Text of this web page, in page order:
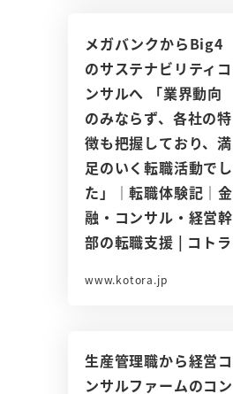
メガバンクからBig4
のサステナビリティコ
ンサルへ 「業界動向
のみならず、各社の特
徴も把握しており、満
足のいく転職活動でし
た」｜転職体験記｜金
融・コンサル・経営幹
部の転職支援 | コトラ
www.kotora.jp
生産管理職から経営コ
ンサルファームのコン